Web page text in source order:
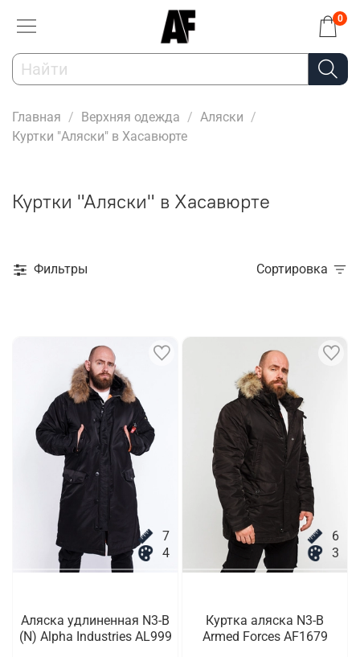
0
Главная Верхняя одежда
Аляски
Куртки "Аляски" в Хасавюрте
Куртки "Аляски" в Хасавюрте
Фильтры Сортировка
7
4
Аляска удлиненная N3-B
(N) Alpha Industries AL999
6
3
Куртка аляска N3-B
Armed Forces AF1679